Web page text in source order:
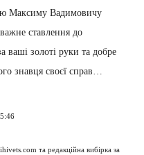
Максиму Вадимовичу
ставлення до
золоті руки та добре
знавця своєї справ…
та редакційна вибірка за